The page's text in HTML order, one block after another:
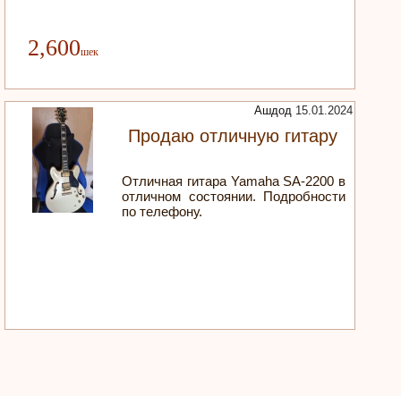
2,600
Продаю отличную гитару
Отличная гитара Yamaha SA-2200 в
отличном состоянии. Подробности
по телефону.
Ашдод 15.01.2024